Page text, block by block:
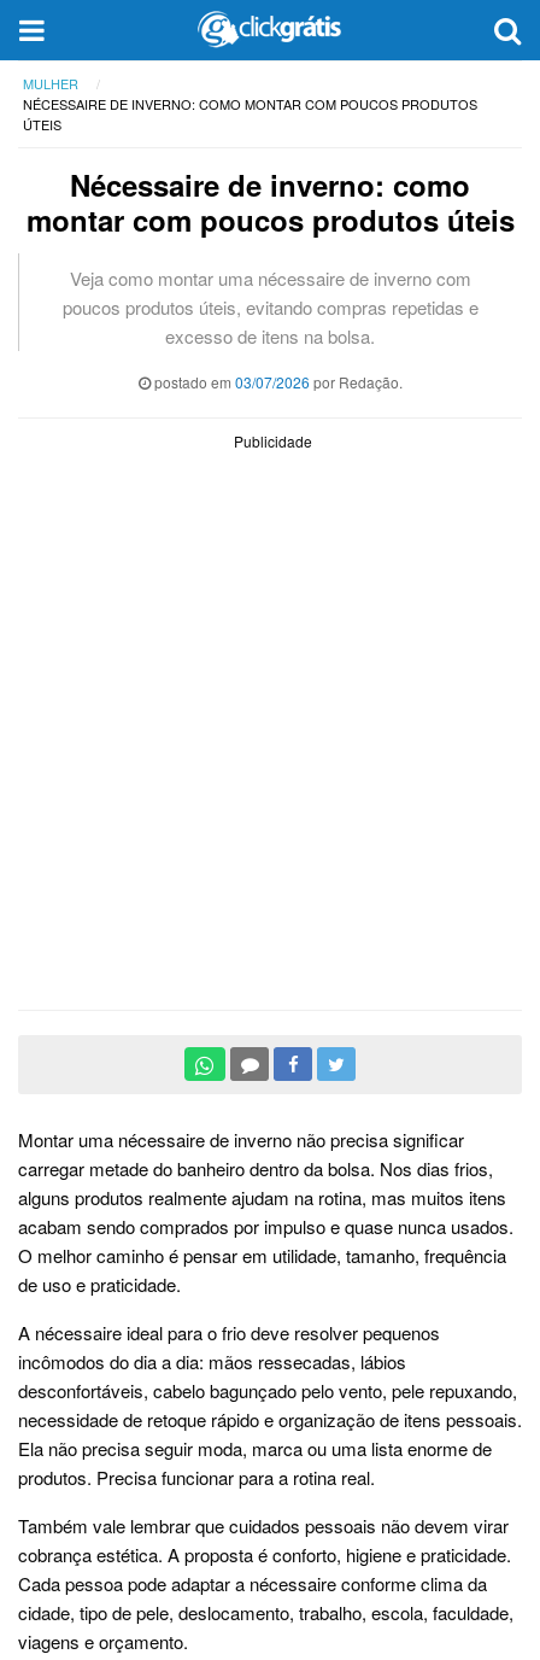
MULHER
NÉCESSAIRE DE INVERNO: COMO MONTAR COM POUCOS PRODUTOS
ÚTEIS
Nécessaire de inverno: como
montar com poucos produtos úteis
Veja como montar uma nécessaire de inverno com
poucos produtos úteis, evitando compras repetidas e
excesso de itens na bolsa.
postado em 03/07/2026 por Redação.
Publicidade
Montar uma nécessaire de inverno não precisa significar
carregar metade do banheiro dentro da bolsa. Nos dias frios,
alguns produtos realmente ajudam na rotina, mas muitos itens
acabam sendo comprados por impulso e quase nunca usados.
O melhor caminho é pensar em utilidade, tamanho, frequência
de uso e praticidade.
A nécessaire ideal para o frio deve resolver pequenos
incômodos do dia a dia: mãos ressecadas, lábios
desconfortáveis, cabelo bagunçado pelo vento, pele repuxando,
necessidade de retoque rápido e organização de itens pessoais.
Ela não precisa seguir moda, marca ou uma lista enorme de
produtos. Precisa funcionar para a rotina real.
Também vale lembrar que cuidados pessoais não devem virar
cobrança estética. A proposta é conforto, higiene e praticidade.
Cada pessoa pode adaptar a nécessaire conforme clima da
cidade, tipo de pele, deslocamento, trabalho, escola, faculdade,
viagens e orçamento.